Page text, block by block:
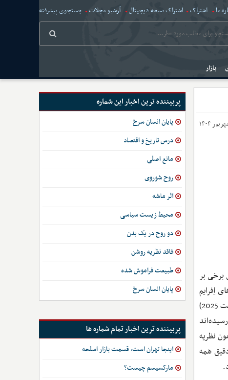
ما اشتراک اشتراک نسخه دیجیتال آرشیو مجلات جستجوی پیشرفته
بازار
برخی بر
اِفرایم
بنملچ از دانشگاه شمال غربی آمریکا و جوآو مونتیرو از موسسه علم اقتصاد و مالی اینائودی در ایتالیا در مقاله‌ای که به‌تازگی (آگوست 2025)
نظریه
دقیق همه
پربیننده ترین اخبار این شماره
پایان انسان سرخ
درس تاریخ و اقتصاد
مانع اصلی
روح شوروی
اثر ماشه
محیط زیست سیاسی
دو روح در یک بدن
فاقد نظریه روشن
طبیعت فراموش شده
پایان انسان سرخ
پربیننده ترین اخبار تمام شماره ها
اینجا تهران است، قسمت بازار اسلحه
مارکسیسم چیست؟